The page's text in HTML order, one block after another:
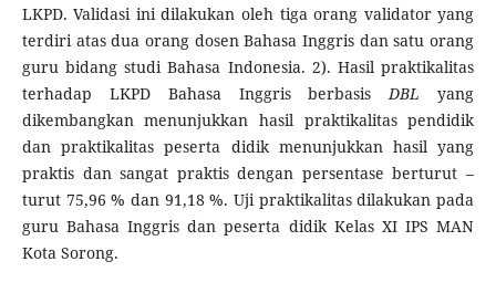
LKPD. Validasi ini dilakukan oleh tiga orang validator yang
terdiri atas dua orang dosen Bahasa Inggris dan satu orang
guru bidang studi Bahasa Indonesia. 2). Hasil praktikalitas
terhadap LKPD Bahasa Inggris berbasisDBLyang
dikembangkan menunjukkan hasil praktikalitas pendidik
dan praktikalitas peserta didik menunjukkan hasil yang
praktis dan sangat praktis dengan persentase berturut –
turut 75,96 % dan 91,18 %. Uji praktikalitas dilakukan pada
guru Bahasa Inggris dan peserta didik Kelas XI IPS MAN
Kota Sorong.